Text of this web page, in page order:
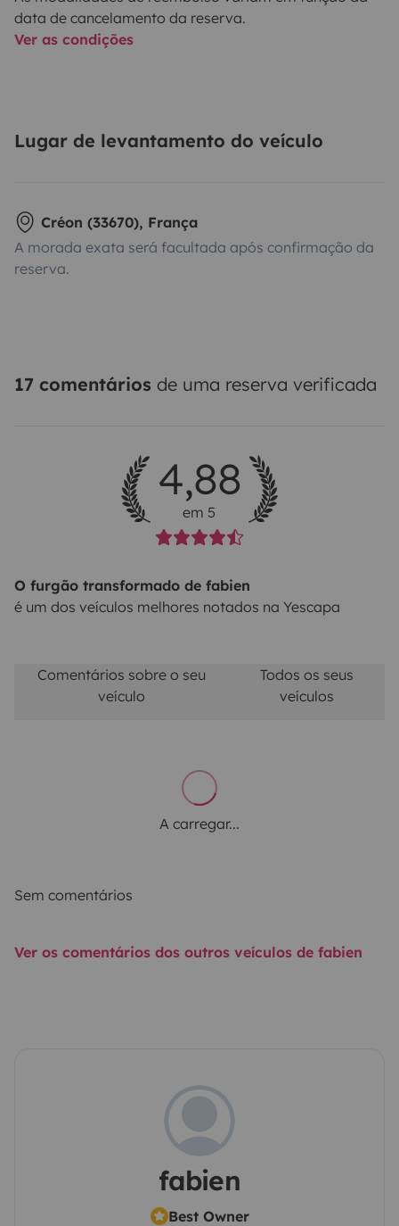
data de cancelamento da reserva.
Ver as condições
Lugar de levantamento do veículo
Créon (33670), França
A morada exata será facultada após confirmação da
reserva.
17 comentários de uma reserva verificada
4,88
em 5
O furgão transformado de fabien
é um dos veículos melhores notados na Yescapa
Comentários sobre o seu
veículo
Todos os seus
veículos
A carregar...
Sem comentários
Ver os comentários dos outros veículos de fabien
fabien
Best Owner